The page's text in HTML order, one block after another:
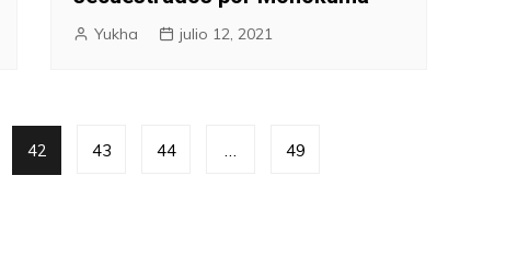
Yukha julio 12, 2021
42 43 44 49